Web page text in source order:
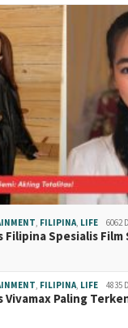
FILIPINA LIFE 6062
Filipina Spesialis Film
FILIPINA LIFE 4835
Vivamax Paling